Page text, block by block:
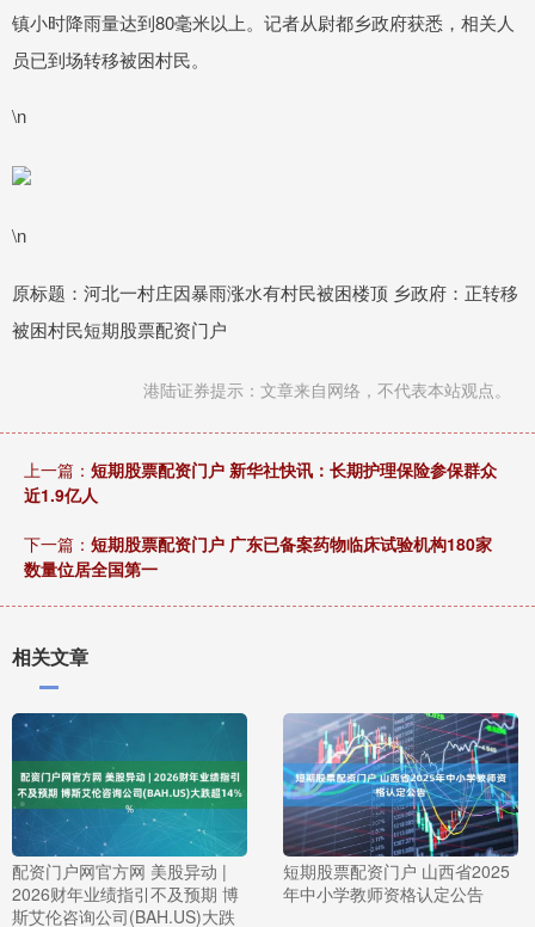
镇小时降雨量达到80毫米以上。记者从尉都乡政府获悉，相关人
员已到场转移被困村民。
\n
\n
原标题：河北一村庄因暴雨涨水有村民被困楼顶 乡政府：正转移
被困村民短期股票配资门户
港陆证券提示：文章来自网络，不代表本站观点。
上一篇： 短期股票配资门户 新华社快讯：长期护理保险参保群众
近1.9亿人
下一篇： 短期股票配资门户 广东已备案药物临床试验机构180家
数量位居全国第一
相关文章
配资门户网官方网 美股异动 |
2026财年业绩指引不及预期 博
斯艾伦咨询公司(BAH.US)大跌
短期股票配资门户 山西省2025
年中小学教师资格认定公告